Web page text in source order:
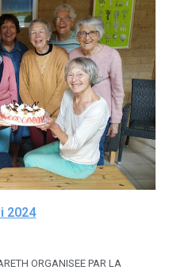
2024
ORGANISEE PAR LA